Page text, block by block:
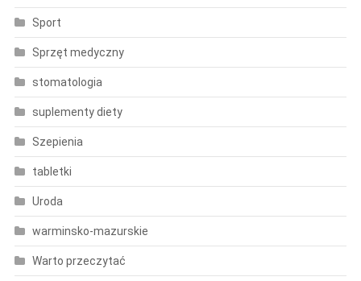
Sport
Sprzęt medyczny
stomatologia
suplementy diety
Szepienia
tabletki
Uroda
warminsko-mazurskie
Warto przeczytać